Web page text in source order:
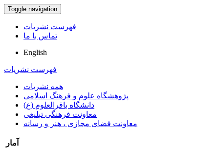
Toggle navigation
فهرست نشریات
تماس با ما
English
فهرست نشریات
همه نشریات
پژوهشگاه علوم و فرهنگ اسلامی
دانشگاه باقرالعلوم (ع)
معاونت فرهنگی تبلیغی
معاونت فضای مجازی ، هنر و رسانه
آمار